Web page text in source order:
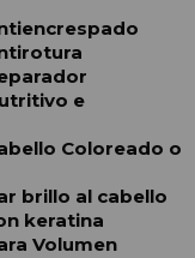
e
Coloreado o
brillo al cabello
keratina
Volumen